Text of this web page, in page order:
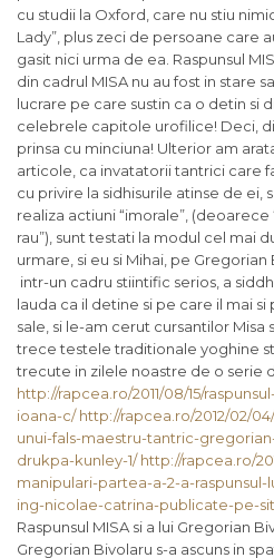
cu studii la Oxford, care nu stiu
Lady”, plus zeci de persoane care
gasit nici urma de ea. Raspunsul
din cadrul MISA nu au fost in stare
lucrare pe care sustin ca o detin si
celebrele capitole urofilice! Deci,
prinsa cu minciuna! Ulterior am
articole, ca invatatorii tantrici care
cu privire la sidhisurile atinse de ei,
realiza actiuni “imorale”,
rau”), sunt testati la modul cel mai
urmare, si eu si Mihai, pe
intr-un cadru stiintific serios, a
lauda ca il detine si pe care il mai
sale, si le-am cerut cursantilor
trece testele traditionale yoghine
trecute in zilele noastre de o serie
http://rapcea.ro/2011/08/15/
ioana-c/ http://rapcea.ro/2012/02/
unui-fals-maestru-tantric-
drukpa-kunley-1/ http://rapcea.ro/
manipulari-partea-a-2-a-
ing-nicolae-catrina-publicate-pe-
Raspunsul MISA si a lui Gregorian
Gregorian Bivolaru s-a ascuns in